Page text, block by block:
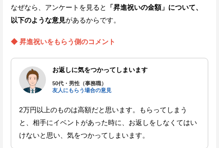
なぜなら、アンケートを見ると
「昇進祝いの金額」について、
以下のような意見があるからです。
◆ 昇進祝いをもらう側のコメント
お返しに気をつかってしまいます
50代・男性（事務職）
友人にもらう場合の意見
2万円以上のものは高額だと思います。もらってしまう
と、相手にイベントがあった時に、お返しをしなくてはい
けないと思い、気をつかってしまいます。